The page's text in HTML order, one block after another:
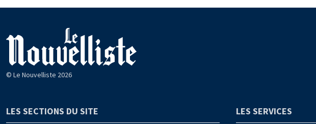
© Le Nouvelliste 2026
LES SECTIONS DU SITE LES SERVICES